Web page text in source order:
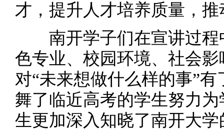
才，提升人才培养质量，
南开学子们在宣讲过程
色专业、校园环境、社会
对“未来想做什么样的事”
舞了临近高考的学生努力
生更加深入知晓了南开大